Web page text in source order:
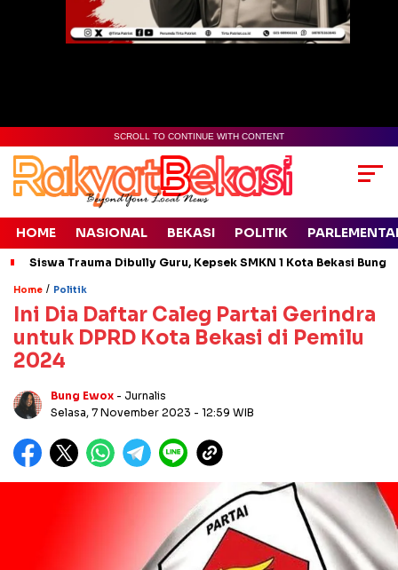
SCROLL TO CONTINUE WITH CONTENT
HOME NASIONAL BEKASI POLITIK
Siswa Trauma Dibully Guru, Kepsek SMKN 1 Kota Bekasi
Home / Politik
Ini Dia Daftar Caleg Partai Gerindra
untuk DPRD Kota Bekasi di Pemilu
2024
Bung Ewox - Jurnalis
Selasa, 7 November 2023 - 12:59 WIB